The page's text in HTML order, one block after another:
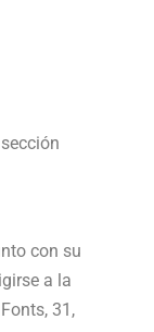
con su
a la
31,